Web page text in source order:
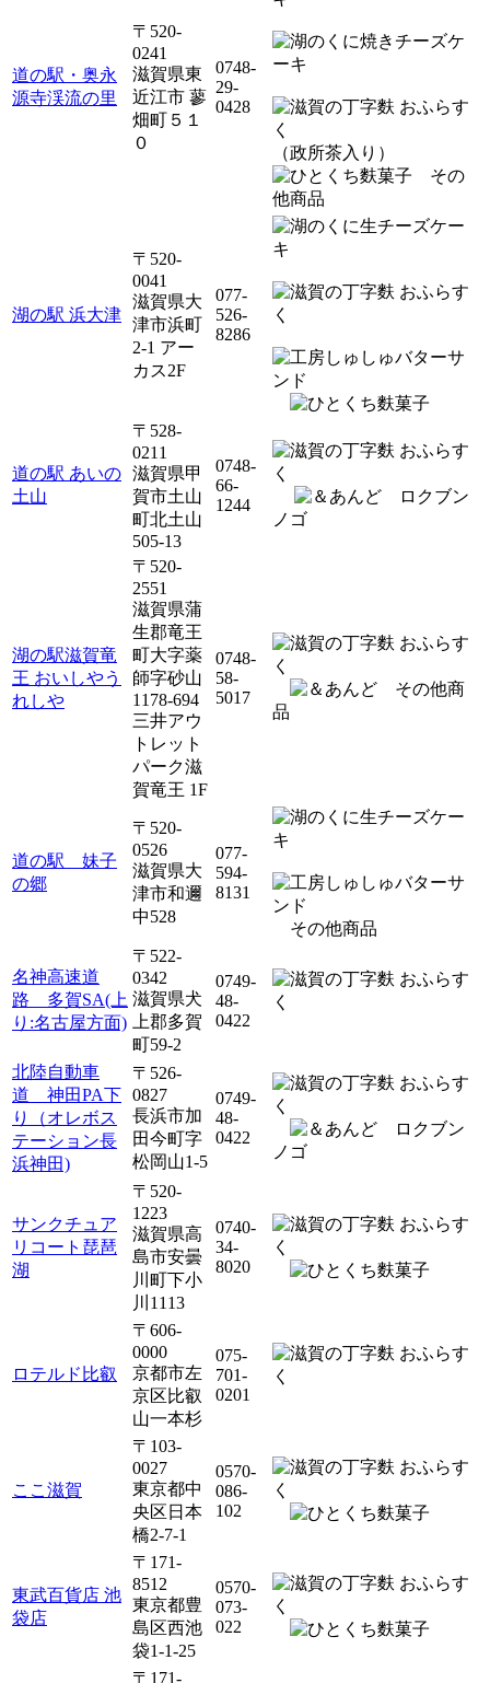
道の駅・奥永
源寺渓流の里
〒520-
0241
滋賀県東
近江市 蓼
畑町５１
０
0748-
29-
0428
（政所茶入り）
その
他商品
湖の駅 浜大津
〒520-
0041
滋賀県大
津市浜町
2-1 アー
カス2F
077-
526-
8286
道の駅 あいの
土山
〒528-
0211
滋賀県甲
賀市土山
町北土山
505-13
0748-
66-
1244
ロクブン
ノゴ
湖の駅滋賀竜
王 おいしやう
れしや
〒520-
2551
滋賀県蒲
生郡竜王
町大字薬
師字砂山
1178-694
三井アウ
トレット
パーク滋
賀竜王 1F
0748-
58-
5017
その他商
品
道の駅 妹子
の郷
〒520-
0526
滋賀県大
津市和邇
中528
077-
594-
8131
その他商品
名神高速道
路 多賀SA(上
り:名古屋方面)
〒522-
0342
滋賀県犬
上郡多賀
町59-2
0749-
48-
0422
北陸自動車
道 神田PA下
り（オレボス
テーション長
浜神田)
〒526-
0827
長浜市加
田今町字
松岡山1-5
0749-
48-
0422
ロクブン
ノゴ
サンクチュア
リコート琵琶
湖
〒520-
1223
滋賀県高
島市安曇
川町下小
川1113
0740-
34-
8020
ロテルド比叡
〒606-
0000
京都市左
京区比叡
山一本杉
075-
701-
0201
ここ滋賀
〒103-
0027
東京都中
央区日本
橋2-7-1
0570-
086-
102
東武百貨店 池
袋店
〒171-
8512
東京都豊
島区西池
袋1-1-25
0570-
073-
022
〒171-